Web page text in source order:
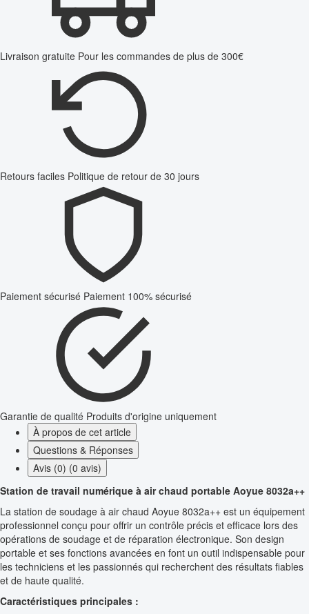
Livraison gratuite Pour les commandes de plus de 300€
Retours faciles Politique de retour de 30 jours
Paiement sécurisé Paiement 100% sécurisé
Garantie de qualité Produits d'origine uniquement
À propos de cet article
Questions & Réponses
Avis (0) (0 avis)
Station de travail numérique à air chaud portable Aoyue 8032a++
La station de soudage à air chaud Aoyue 8032a++ est un équipement
professionnel conçu pour offrir un contrôle précis et efficace lors des
opérations de soudage et de réparation électronique. Son design
portable et ses fonctions avancées en font un outil indispensable pour
les techniciens et les passionnés qui recherchent des résultats fiables
et de haute qualité.
Caractéristiques principales :